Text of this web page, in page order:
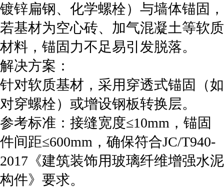
镀锌扁钢、化学螺栓）与墙体锚固，
若基材为空心砖、加气混凝土等软质
材料，锚固力不足易引发脱落。
‌解决方案‌：
针对软质基材，采用穿透式锚固（如
对穿螺栓）或增设钢板转换层。
参考标准：接缝宽度≤10mm，锚固
件间距≤600mm，确保符合JC/T940-
2017《建筑装饰用玻璃纤维增强水泥
构件》要求。